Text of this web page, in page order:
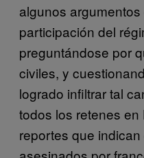
algunos
participación del
preguntándose por
civiles, y
logrado infiltrar tal
todos los retenes
reportes que